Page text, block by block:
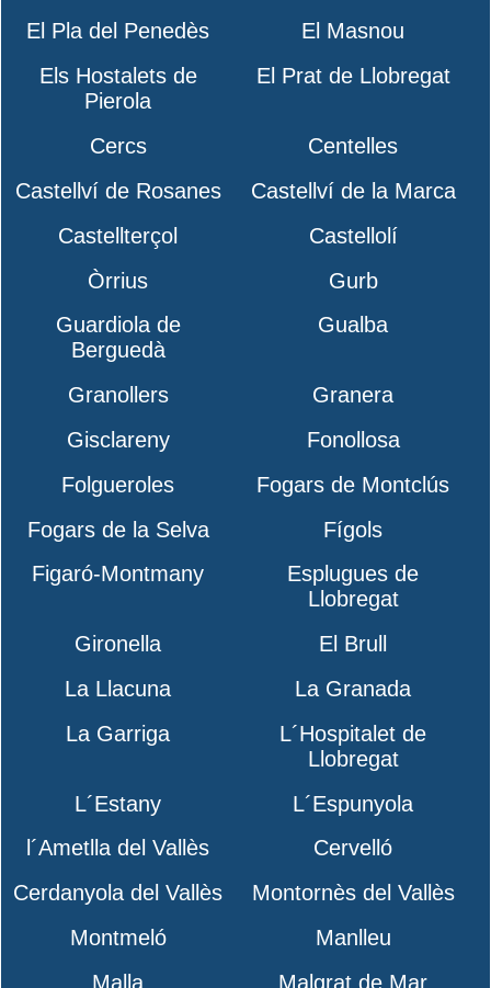
El Pla del Penedès
El Masnou
Els Hostalets de
Pierola
El Prat de Llobregat
Cercs
Centelles
Castellví de Rosanes
Castellví de la Marca
Castellterçol
Castellolí
Òrrius
Gurb
Guardiola de
Berguedà
Gualba
Granollers
Granera
Gisclareny
Fonollosa
Folgueroles
Fogars de Montclús
Fogars de la Selva
Fígols
Figaró-Montmany
Esplugues de
Llobregat
Gironella
El Brull
La Llacuna
La Granada
La Garriga
L´Hospitalet de
Llobregat
L´Estany
L´Espunyola
l´Ametlla del Vallès
Cervelló
Cerdanyola del Vallès
Montornès del Vallès
Montmeló
Manlleu
Malla
Malgrat de Mar